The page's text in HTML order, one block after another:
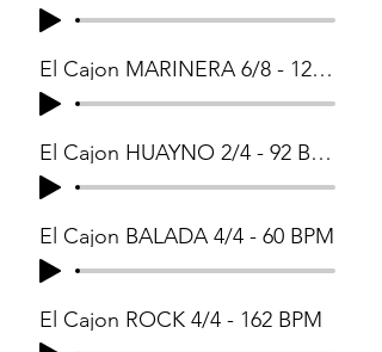
El Cajon MARINERA 6/8 - 128 BPM
El Cajon HUAYNO 2/4 - 92 BPM
El Cajon BALADA 4/4 - 60 BPM
El Cajon ROCK 4/4 - 162 BPM